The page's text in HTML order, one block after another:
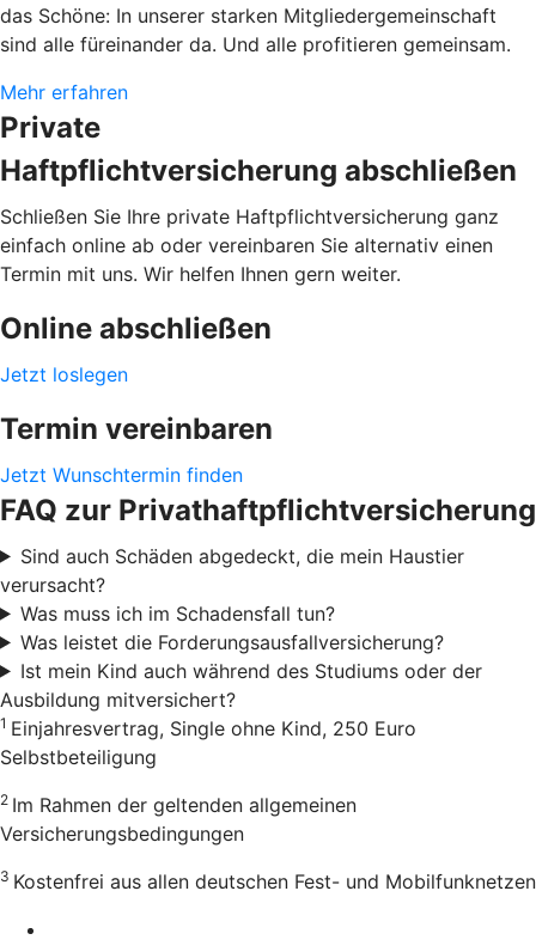
das Schöne: In unserer starken Mitgliedergemeinschaft
sind alle füreinander da. Und alle profitieren gemeinsam.
Mehr erfahren
Private
Haftpflichtversicherung abschließen
Schließen Sie Ihre private Haftpflichtversicherung ganz
einfach online ab oder vereinbaren Sie alternativ einen
Termin mit uns. Wir helfen Ihnen gern weiter.
Online abschließen
Jetzt loslegen
Termin vereinbaren
Jetzt Wunschtermin finden
FAQ zur Privathaftpflichtversicherung
Sind auch Schäden abgedeckt, die mein Haustier
verursacht?
Was muss ich im Schadensfall tun?
Was leistet die Forderungsausfallversicherung?
Ist mein Kind auch während des Studiums oder der
Ausbildung mitversichert?
1 Einjahresvertrag, Single ohne Kind, 250 Euro
Selbstbeteiligung
2 Im Rahmen der geltenden allgemeinen
Versicherungsbedingungen
3 Kostenfrei aus allen deutschen Fest- und Mobilfunknetzen